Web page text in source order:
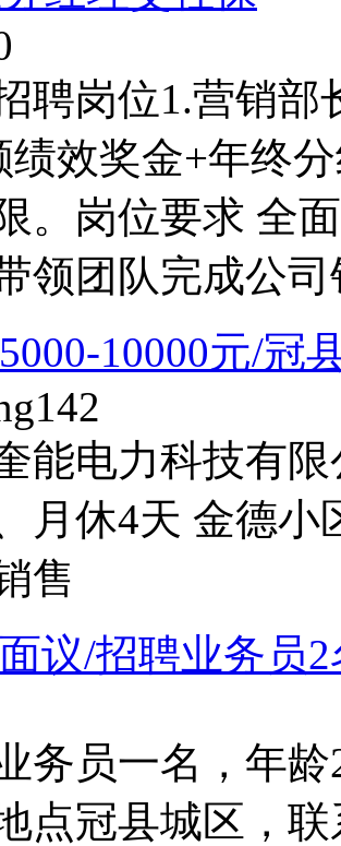
聘岗位1.营销部
绩效奖金+年终
。岗位要求 全
领团队完成公
5000-10000元/冠
能电力科技有
月休4天 金德小
售
面议/招聘业务员2
务员一名，年
点冠县城区，